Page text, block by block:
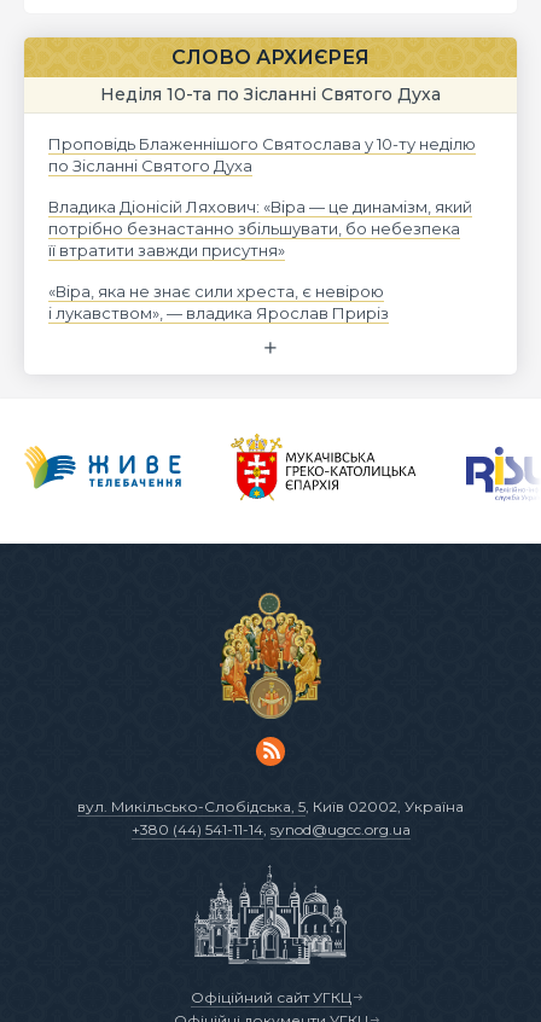
СЛОВО АРХИЄРЕЯ
Неділя 10-та по Зісланні Святого Духа
Проповідь Блаженнішого Святослава у 10-ту неділю
по Зісланні Святого Духа
Владика Діонісій Ляхович: «Віра — це динамізм, який
потрібно безнастанно збільшувати, бо небезпека
її втратити завжди присутня»
«Віра, яка не знає сили хреста, є невірою
і лукавством», — владика Ярослав Приріз
вул. Микільсько-Слобідська, 5, Київ 02002, Україна
+380 (44) 541-11-14, synod@ugcc.org.ua
Офіційний сайт УГКЦ